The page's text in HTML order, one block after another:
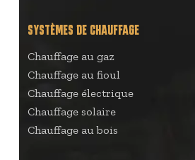
SYSTÈMES DE CHAUFFAGE
Chauffage au gaz
Chauffage au fioul
Chauffage électrique
Chauffage solaire
Chauffage au bois